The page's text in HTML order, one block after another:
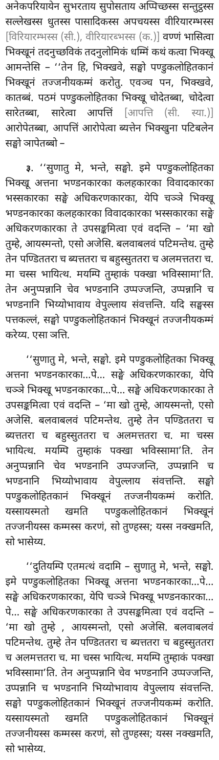
अनेकपरियायेन सुभरताय सुपोसताय अप्पिच्छस्स सन्तुट्ठस्स
सल्लेखस्स धुतस्स पासादिकस्स अपचयस्स वीरियारम्भस्स
[विरियारम्भस्स (सी.), वीरियारब्भस्स (क.)] वण्णं भासित्वा
भिक्खूनं तदनुच्छविकं तदनुलोमिकं धम्मिं कथं कत्वा भिक्खू
आमन्तेसि – ‘‘तेन हि, भिक्खवे, सङ्घो पण्डुकलोहितकानं
भिक्खूनं तज्जनीयकम्मं करोतु. एवञ्च पन, भिक्खवे,
कातब्बं. पठमं पण्डुकलोहितका भिक्खू चोदेतब्बा, चोदेत्वा
सारेतब्बा, सारेत्वा आपत्तिं
[आपत्ति (सी. स्या.)]
आरोपेतब्बा, आपत्तिं आरोपेत्वा ब्यत्तेन भिक्खुना पटिबलेन
सङ्घो ञापेतब्बो –
३. ‘‘सुणातु मे, भन्ते, सङ्घो. इमे पण्डुकलोहितका
भिक्खू अत्तना भण्डनकारका कलहकारका विवादकारका
भस्सकारका सङ्घे अधिकरणकारका, येपि चञ्ञे भिक्खू
भण्डनकारका कलहकारका विवादकारका भस्सकारका सङ्घे
अधिकरणकारका ते उपसङ्कमित्वा एवं वदन्ति – ‘मा खो
तुम्हे, आयस्मन्तो, एसो अजेसि. बलवाबलवं पटिमन्तेथ. तुम्हे
तेन पण्डिततरा च ब्यत्ततरा च बहुस्सुततरा च अलमत्ततरा च.
मा चस्स भायित्थ. मयम्पि तुम्हाकं पक्खा भविस्सामा’ति.
तेन अनुप्पन्नानि चेव भण्डनानि उप्पज्जन्ति, उप्पन्नानि च
भण्डनानि भिय्योभावाय वेपुल्लाय संवत्तन्ति. यदि सङ्घस्स
पत्तकल्लं, सङ्घो पण्डुकलोहितकानं भिक्खूनं तज्जनीयकम्मं
करेय्य. एसा ञत्ति.
‘‘सुणातु मे, भन्ते, सङ्घो. इमे पण्डुकलोहितका भिक्खू
अत्तना भण्डनकारका…पे… सङ्घे अधिकरणकारका, येपि
चञ्ञे भिक्खू भण्डनकारका…पे… सङ्घे अधिकरणकारका ते
उपसङ्कमित्वा एवं वदन्ति – ‘मा खो तुम्हे, आयस्मन्तो, एसो
अजेसि. बलवाबलवं पटिमन्तेथ. तुम्हे तेन पण्डिततरा च
ब्यत्ततरा च बहुस्सुततरा च अलमत्ततरा च. मा चस्स
भायित्थ. मयम्पि तुम्हाकं पक्खा भविस्सामा’ति. तेन
अनुप्पन्नानि चेव भण्डनानि उप्पज्जन्ति, उप्पन्नानि च
भण्डनानि भिय्योभावाय वेपुल्लाय संवत्तन्ति. सङ्घो
पण्डुकलोहितकानं भिक्खूनं तज्जनीयकम्मं करोति.
यस्सायस्मतो खमति पण्डुकलोहितकानं भिक्खूनं
तज्जनीयस्स कम्मस्स करणं, सो तुण्हस्स; यस्स नक्खमति,
सो भासेय्य.
‘‘दुतियम्पि एतमत्थं वदामि – सुणातु मे, भन्ते, सङ्घो.
इमे पण्डुकलोहितका भिक्खू अत्तना भण्डनकारका…पे…
सङ्घे अधिकरणकारका, येपि चञ्ञे भिक्खू भण्डनकारका…
पे… सङ्घे अधिकरणकारका ते उपसङ्कमित्वा एवं वदन्ति –
‘मा खो तुम्हे , आयस्मन्तो, एसो अजेसि. बलवाबलवं
पटिमन्तेथ. तुम्हे तेन पण्डिततरा च ब्यत्ततरा च बहुस्सुततरा
च अलमत्ततरा च. मा चस्स भायित्थ. मयम्पि तुम्हाकं पक्खा
भविस्सामा’ति. तेन अनुप्पन्नानि चेव भण्डनानि उप्पज्जन्ति,
उप्पन्नानि च भण्डनानि भिय्योभावाय वेपुल्लाय संवत्तन्ति.
सङ्घो पण्डुकलोहितकानं भिक्खूनं तज्जनीयकम्मं करोति.
यस्सायस्मतो खमति पण्डुकलोहितकानं भिक्खूनं
तज्जनीयस्स कम्मस्स करणं, सो तुण्हस्स; यस्स नक्खमति,
सो भासेय्य.